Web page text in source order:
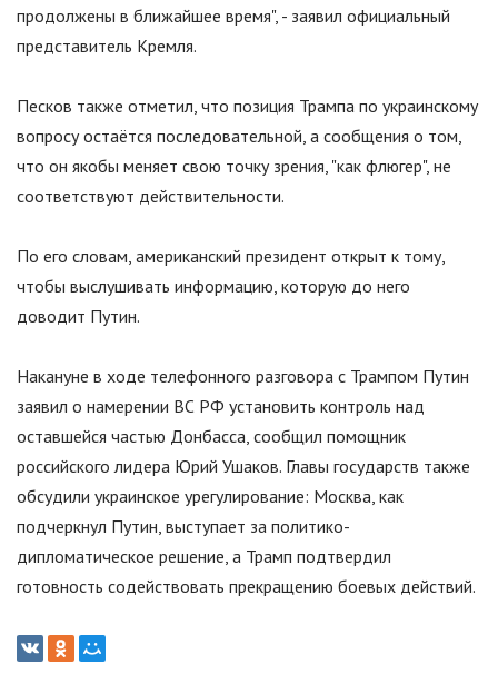
продолжены в ближайшее время", - заявил официальный
представитель Кремля.
Песков также отметил, что позиция Трампа по украинскому
вопросу остаётся последовательной, а сообщения о том,
что он якобы меняет свою точку зрения, "как флюгер", не
соответствуют действительности.
По его словам, американский президент открыт к тому,
чтобы выслушивать информацию, которую до него
доводит Путин.
Накануне в ходе телефонного разговора с Трампом Путин
заявил о намерении ВС РФ установить контроль над
оставшейся частью Донбасса, сообщил помощник
российского лидера Юрий Ушаков. Главы государств также
обсудили украинское урегулирование: Москва, как
подчеркнул Путин, выступает за политико-
дипломатическое решение, а Трамп подтвердил
готовность содействовать прекращению боевых действий.